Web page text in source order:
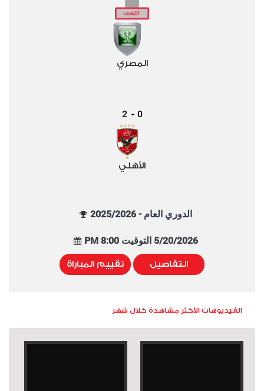
المصري
0
-
2
الأهلي
الدوري العام - 2025/2026
5/20/2026 التوقيت 8:00 PM
التفاصيل تقييم المباراة
الفيديوهات الأكثر مشاهدة خلال شهر